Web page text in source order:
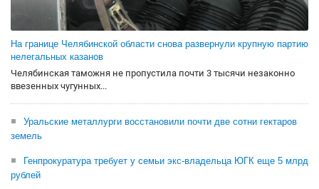
На границе Челябинской области снова развернули крупную партию
нелегальных казанов
Челябинская таможня не пропустила почти 3 тысячи незаконно
ввезенных чугунных...
Уральские металлурги восстановили почти две сотни гектаров
земель
Генпрокуратура требует у семьи экс-владельца ЮГК еще 5 млрд
рублей